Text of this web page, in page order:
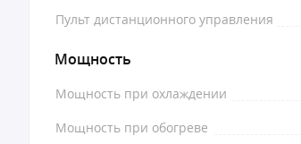
Пульт дистанционного управления
Мощность
Мощность при охлаждении
Мощность при обогреве